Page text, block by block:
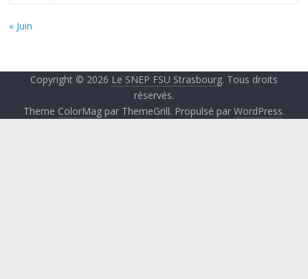
« Juin
Copyright © 2026 Le SNEP FSU Strasbourg. Tous droits
réservés.
Theme ColorMagpar ThemeGrill. Propulsé par WordPress.